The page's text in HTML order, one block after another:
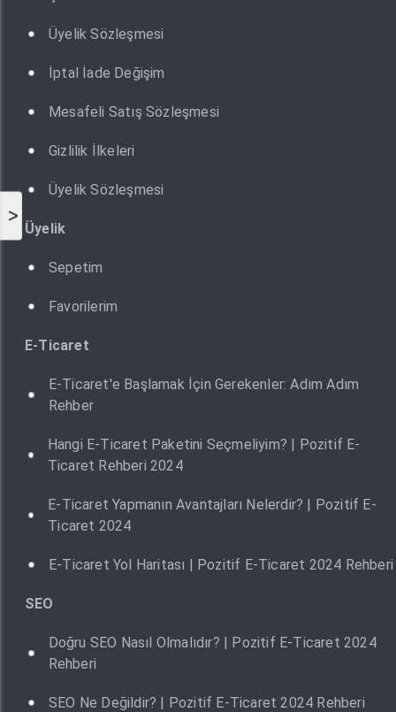
>
Üyelik Sözleşmesi
İptal İade Değişim
Mesafeli Satış Sözleşmesi
Gizlilik İlkeleri
Üyelik Sözleşmesi
Üyelik
Sepetim
Favorilerim
E-Ticaret
E-Ticaret'e Başlamak İçin Gerekenler: Adım Adım
Rehber
Hangi E-Ticaret Paketini Seçmeliyim? | Pozitif E-
Ticaret Rehberi 2024
E-Ticaret Yapmanın Avantajları Nelerdir? | Pozitif E-
Ticaret 2024
E-Ticaret Yol Haritası | Pozitif E-Ticaret 2024 Rehberi
SEO
Doğru SEO Nasıl Olmalıdır? | Pozitif E-Ticaret 2024
Rehberi
SEO Ne Değildir? | Pozitif E-Ticaret 2024 Rehberi